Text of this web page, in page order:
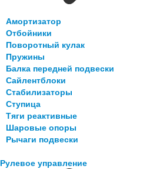
Амортизатор
Отбойники
Поворотный кулак
Пружины
Балка передней подвески
Сайлентблоки
Стабилизаторы
Ступица
Тяги реактивные
Шаровые опоры
Рычаги подвески
Рулевое управление